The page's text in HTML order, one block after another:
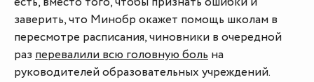
заверить, что Минобр окажет помощь школам в
пересмотре расписания, чиновники в очередной
раз перевалили всю головную боль на
руководителей образовательных учреждений.